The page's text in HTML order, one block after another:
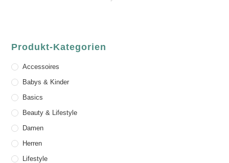
Produkt-Kategorien
Accessoires
Babys & Kinder
Basics
Beauty & Lifestyle
Damen
Herren
Lifestyle